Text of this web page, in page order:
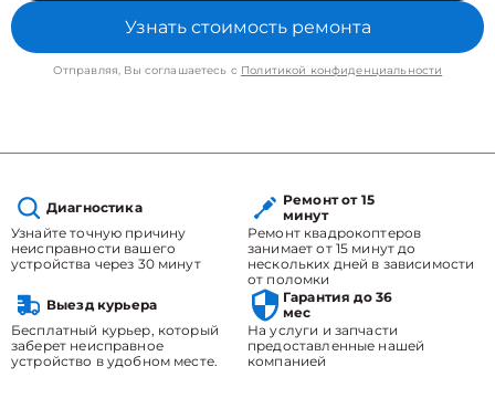
Узнать стоимость ремонта
Отправляя, Вы соглашаетесь с Политикой конфиденциальности
Диагностика
Узнайте точную причину
неисправности вашего
устройства через 30 минут
Ремонт от 15
минут
Ремонт квадрокоптеров
занимает от 15 минут до
нескольких дней в зависимости
от поломки
Выезд курьера
Бесплатный курьер, который
заберет неисправное
устройство в удобном месте.
Гарантия до 36
мес
На услуги и запчасти
предоставленные нашей
компанией